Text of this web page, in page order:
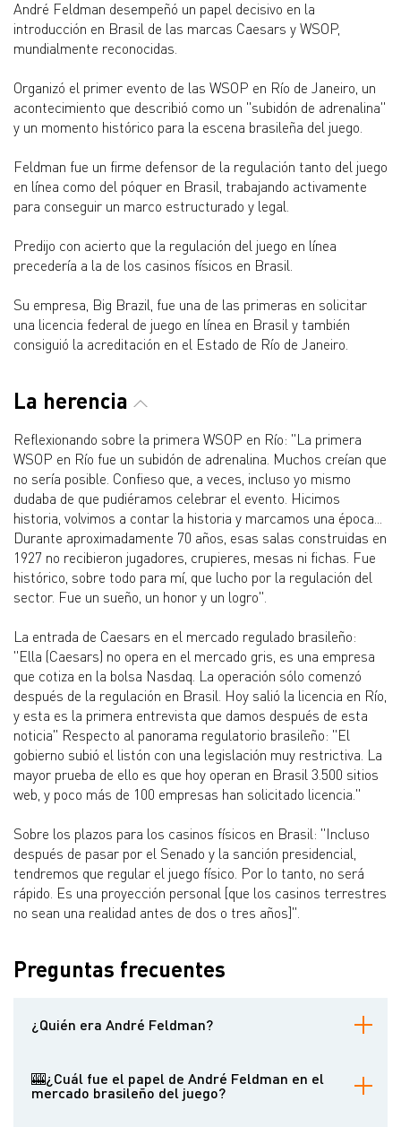
André Feldman desempeñó un papel decisivo en la
introducción en Brasil de las marcas Caesars y WSOP,
mundialmente reconocidas.
Organizó el primer evento de las WSOP en Río de Janeiro, un
acontecimiento que describió como un "subidón de adrenalina"
y un momento histórico para la escena brasileña del juego.
Feldman fue un firme defensor de la regulación tanto del juego
en línea como del póquer en Brasil, trabajando activamente
para conseguir un marco estructurado y legal.
Predijo con acierto que la regulación del juego en línea
precedería a la de los casinos físicos en Brasil.
Su empresa, Big Brazil, fue una de las primeras en solicitar
una licencia federal de juego en línea en Brasil y también
consiguió la acreditación en el Estado de Río de Janeiro.
La herencia
Reflexionando sobre la primera WSOP en Río: "La primera
WSOP en Río fue un subidón de adrenalina. Muchos creían que
no sería posible. Confieso que, a veces, incluso yo mismo
dudaba de que pudiéramos celebrar el evento. Hicimos
historia, volvimos a contar la historia y marcamos una época...
Durante aproximadamente 70 años, esas salas construidas en
1927 no recibieron jugadores, crupieres, mesas ni fichas. Fue
histórico, sobre todo para mí, que lucho por la regulación del
sector. Fue un sueño, un honor y un logro".
La entrada de Caesars en el mercado regulado brasileño:
"Ella (Caesars) no opera en el mercado gris, es una empresa
que cotiza en la bolsa Nasdaq. La operación sólo comenzó
después de la regulación en Brasil. Hoy salió la licencia en Río,
y esta es la primera entrevista que damos después de esta
noticia" Respecto al panorama regulatorio brasileño: "El
gobierno subió el listón con una legislación muy restrictiva. La
mayor prueba de ello es que hoy operan en Brasil 3.500 sitios
web, y poco más de 100 empresas han solicitado licencia."
Sobre los plazos para los casinos físicos en Brasil: "Incluso
después de pasar por el Senado y la sanción presidencial,
tendremos que regular el juego físico. Por lo tanto, no será
rápido. Es una proyección personal [que los casinos terrestres
no sean una realidad antes de dos o tres años]".
Preguntas frecuentes
¿Quién era André Feldman?
representante autorizado de Caesars Entertainment en Brasil. Fue
una figura destacada en las industrias brasileñas del iGaming y el
póquer, y desempeñó un papel decisivo a la hora de traer
🎰¿Cuál fue el papel de André Feldman en el
mercado brasileño del juego?